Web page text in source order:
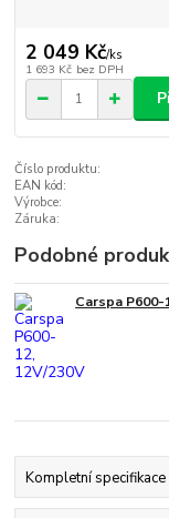
2 049 Kč/ks
1 693 Kč bez DPH
Číslo produktu:
EAN kód:
Výrobce:
Záruka:
Podobné
Carspa P600-
Kompletní specifikace